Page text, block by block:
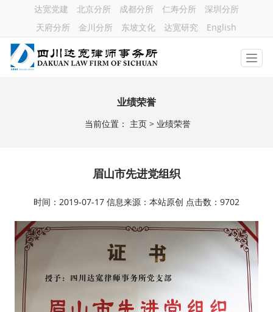
达宽党建 北京分所 成都分所 仁寿分所
深圳分所
天府分所
金川分所 东坡文化 达宽研究 English
业绩荣誉
当前位置： 主页> 业绩荣誉
眉山市先进党组织
时间：2019-07-17 信息来源：本站原创 点击数：9702